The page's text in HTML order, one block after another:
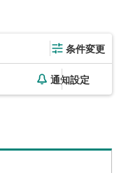
条件変更
通知設定